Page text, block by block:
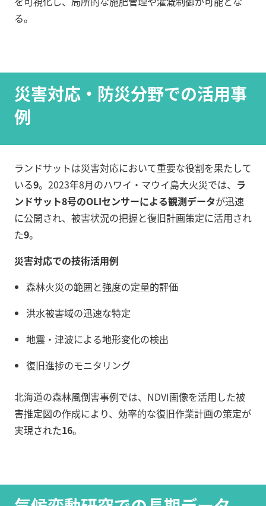
る。
災害対応・防災分野での活用事
例
ランドサットは災害対応において重要な役割を果たして
いる9。2023年8月のハワイ・マウイ島大火災では、 ラ
ンドサット8号のOLIセンサーによる観測データが迅速
に公開され、被害状況の把握と復旧計画策定に活用され
た9。
災害対応での技術活用例
森林火災の範囲と強度の定量的評価
洪水被害域の迅速な特定
地震・津波による地形変化の検出
復旧進捗のモニタリング
北海道の森林風倒害事例では、NDVI画像を活用した被
害推定図の作成により、効率的な復旧作業計画の策定が
実現された16。